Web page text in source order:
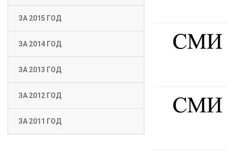
ЗА 2015 ГОД
ЗА 2014 ГОД
ЗА 2013 ГОД
ЗА 2012 ГОД
ЗА 2011 ГОД